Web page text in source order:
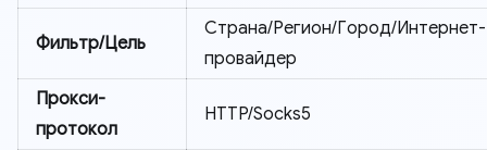
Фильтр/Цель
Страна/Регион/Город/Интернет-
провайдер
Прокси-
протокол
HTTP/Socks5